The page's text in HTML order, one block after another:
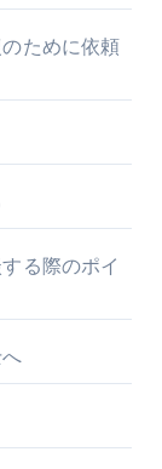
ために依頼
る際のポイ